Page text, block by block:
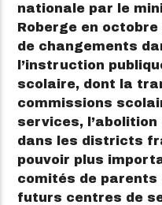
nationale par le
Roberge en
de changements
l’instruction
scolaire, dont la
commissions
services,
dans les districts
pouvoir plus
comités de parents
futurs centres de